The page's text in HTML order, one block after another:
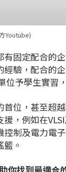
Youtube)
固定配合的
驗，配合的
予學生實習
位，甚至超
，例如在
制及電力電
。
你找到最適合